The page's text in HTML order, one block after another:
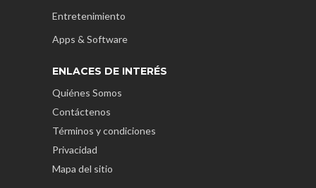
Entretenimiento
Apps & Software
ENLACES DE INTERÉS
Quiénes Somos
Contáctenos
Términos y condiciones
Privacidad
Mapa del sitio